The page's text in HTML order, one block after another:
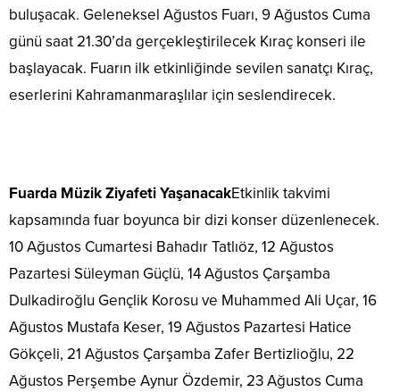
buluşacak. Geleneksel Ağustos Fuarı, 9 Ağustos Cuma
günü saat 21.30’da gerçekleştirilecek Kıraç konseri ile
başlayacak. Fuarın ilk etkinliğinde sevilen sanatçı Kıraç,
eserlerini Kahramanmaraşlılar için seslendirecek.
Fuarda Müzik Ziyafeti YaşanacakEtkinlik takvimi
kapsamında fuar boyunca bir dizi konser düzenlenecek.
10 Ağustos Cumartesi Bahadır Tatlıöz, 12 Ağustos
Pazartesi Süleyman Güçlü, 14 Ağustos Çarşamba
Dulkadiroğlu Gençlik Korosu ve Muhammed Ali Uçar, 16
Ağustos Mustafa Keser, 19 Ağustos Pazartesi Hatice
Gökçeli, 21 Ağustos Çarşamba Zafer Bertizlioğlu, 22
Ağustos Perşembe Aynur Özdemir, 23 Ağustos Cuma